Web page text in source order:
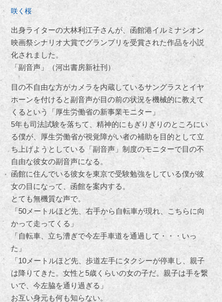
咲く桜
出身ライターの大林利江子さんが、函館港イルミナシオン
映画祭シナリオ大賞でグランプリを受賞された作品を小説
化されました。
「副音声」（河出書房新社刊）
目の不自由な方がカメラを内蔵しているサングラスとイヤ
ホーンを付けると副音声が目の前の状況を機械的に教えて
くるという「厚生労働省の新事業モニター」
5年も司法試験を落ちて、精神的にもぎりぎりのところにい
る僕が、厚生労働省が視覚障がい者の補助を目的として立
ち上げようとしている「副音声」制度のモニターで目の不
自由な彼女の副音声になる。
函館に住んでいる彼女を東京で受験勉強をしている僕が彼
女の目になって、函館を案内する。
とても無機質な声で。
「50メートルほど先、右手から自転車が現れ、こちらに向
かって走ってくる」
「自転車、立ち漕ぎで今左手車道を通過して・・・いっ
た」
「10メートルほど先、歩道左手にタクシーが停車し、親子
は降りてきた。女性と5歳くらいの女の子だ。親子は手を繋
いで、今左脇を通り過ぎる」
お互い身元も何も知らない。